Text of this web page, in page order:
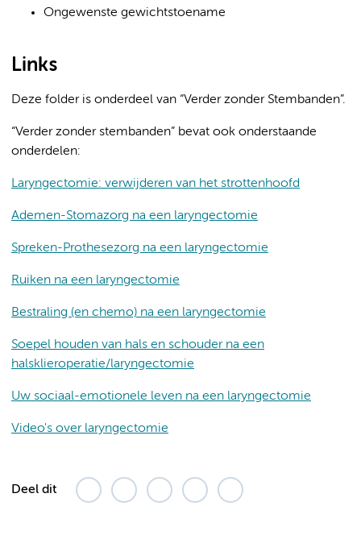
Ongewenste gewichtstoename
Links
Deze folder is onderdeel van “Verder zonder Stembanden”.
“Verder zonder stembanden” bevat ook onderstaande
onderdelen:
Laryngectomie: verwijderen van het strottenhoofd
Ademen-Stomazorg na een laryngectomie
Spreken-Prothesezorg na een laryngectomie
Ruiken na een laryngectomie
Bestraling (en chemo) na een laryngectomie
Soepel houden van hals en schouder na een
halsklieroperatie/laryngectomie
Uw sociaal-emotionele leven na een laryngectomie
Video's over laryngectomie
Deel dit